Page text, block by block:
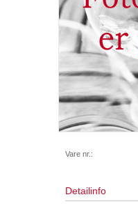
Vare nr.:
Detailinfo